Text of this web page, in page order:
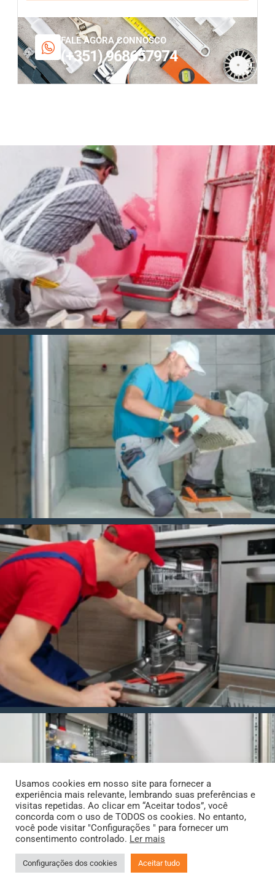
FALE AGORA CONNOSCO
(+351) 968657974
Usamos cookies em nosso site para fornecer a
experiência mais relevante, lembrando suas preferências e
visitas repetidas. Ao clicar em “Aceitar todos”, você
concorda com o uso de TODOS os cookies. No entanto,
você pode visitar "Configurações " para fornecer um
consentimento controlado. Ler mais
Configurações dos cookies Aceitar tudo